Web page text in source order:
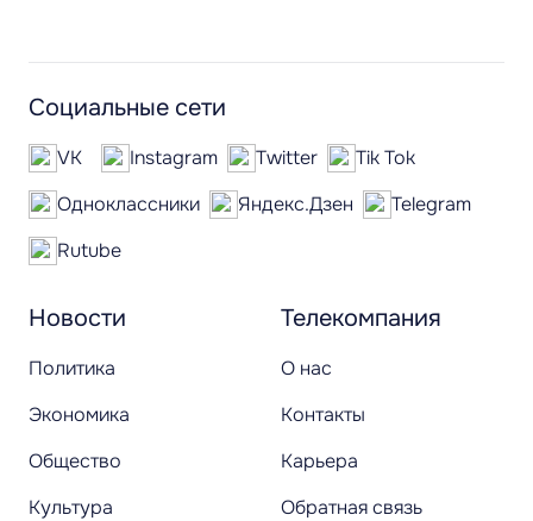
Новости
Политика
Экономика
Общество
Культура
Телекомпания
О нас
Контакты
Карьера
Обратная связь
Социальные сети
VK Instagram Twitter
Tik Tok
Одноклассники
Яндекс.Дзен
Telegram
Rutube